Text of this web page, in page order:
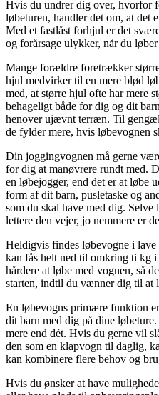
Hvis du undrer dig over, hvorfor
løbeturen, handler det om, at det
Med et fastlåst forhjul er det
og forårsage ulykker, når du
Mange forældre foretrækker
hjul medvirker til en mere blød
med, at større hjul ofte har mere
behageligt både for dig og dit
henover ujævnt terræn. Til
de fylder mere, hvis løbevognen
Din joggingvognen må gerne
for dig at manøvrere rundt med.
en løbejogger, end det er at løbe
form af dit barn, pusletaske og
som du skal have med dig. Selve
lettere den vejer, jo nemmere er
Heldigvis findes løbevogne i
kan fås helt ned til omkring ti kg
hårdere at løbe med vognen, så
starten, indtil du vænner dig til at
En løbevogns primære funktion
dit barn med dig på dine
mere end dét. Hvis du gerne vil
den som en klapvogn til daglig,
kan kombinere flere behov og
Hvis du ønsker at have